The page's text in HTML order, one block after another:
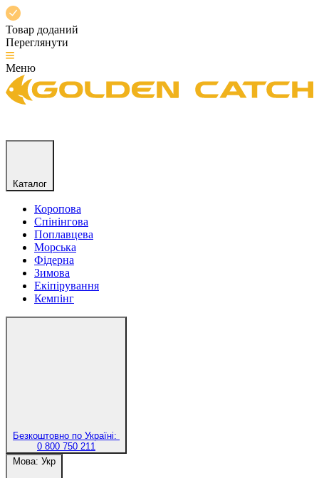
Товар доданий
Переглянути
Меню
Каталог
Коропова
Спінінгова
Поплавцева
Морська
Фідерна
Зимова
Екіпірування
Кемпінг
Безкоштовно по Україні:
0 800 750 211
Мова: Укр